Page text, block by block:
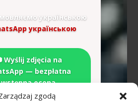
zgodą
українською
українською
Wyślij zdjęcia na
— bezpłatna
wstępna ocena